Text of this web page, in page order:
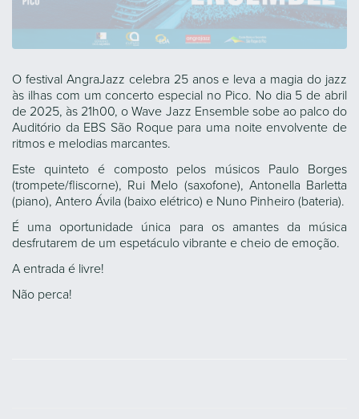
O festival AngraJazz celebra 25 anos e leva a magia do jazz
às ilhas com um concerto especial no Pico. No dia 5 de abril
de 2025, às 21h00, o Wave Jazz Ensemble sobe ao palco do
Auditório da EBS São Roque para uma noite envolvente de
ritmos e melodias marcantes.
Este quinteto é composto pelos músicos Paulo Borges
(trompete/fliscorne), Rui Melo (saxofone), Antonella Barletta
(piano), Antero Ávila (baixo elétrico) e Nuno Pinheiro (bateria).
É uma oportunidade única para os amantes da música
desfrutarem de um espetáculo vibrante e cheio de emoção.
A entrada é livre!
Não perca!